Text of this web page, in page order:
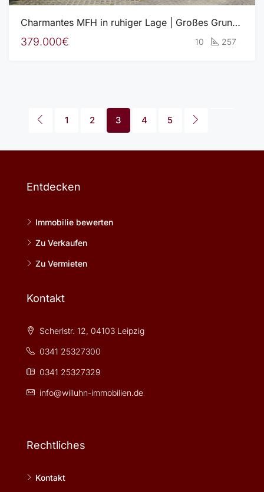
Charmantes MFH in ruhiger Lage | Großes Grundstück mit Garten und Garagen! | S-Bahn-Anschluss
379.000€ 10 257
1 2 3 4 5
Entdecken
Immobilie bewerten
Zu Verkaufen
Zu Vermieten
Kontakt
Scherlstr. 12, 04103 Leipzig
0341 25327300
0341 25327329
info@willuhn-immobilien.de
Rechtliches
Kontakt